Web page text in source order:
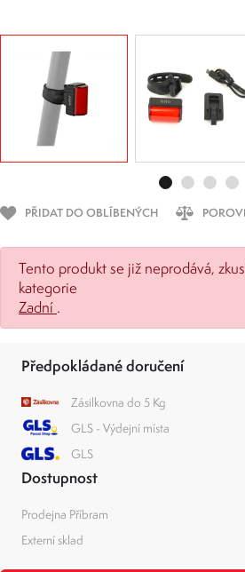
PŘIDAT DO OBLÍBENÝCH
Tento produkt se již neprodává,
kategorie
Zadní .
Předpokládané doručení
Zásilkovna do 5 Kg
GLS - Výdejní místa
GLS
Dostupnost
Prodejna Příbram
Externí sklad